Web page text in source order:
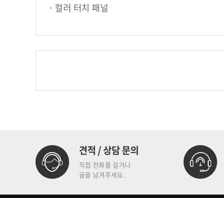
· 컬러 터치 패널
견적 / 상담 문의
직접 전화를 걸거나
글을 남겨주세요.